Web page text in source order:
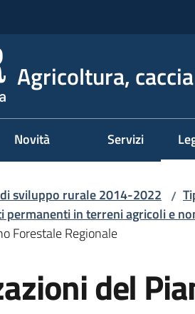
Agricoltura,
Novità Servizi
sviluppo rurale 2014-2022 /
permanenti in terreni agricoli e
Forestale Regionale
del